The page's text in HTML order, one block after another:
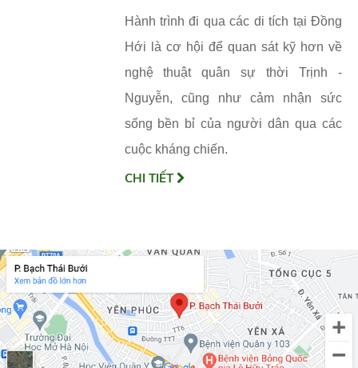
Hành trình đi qua các di tích tại Đồng
Hới là cơ hội để quan sát kỹ hơn về
nghệ thuật quân sự thời Trịnh -
Nguyễn, cũng như cảm nhận sức
sống bền bỉ của người dân qua các
cuộc kháng chiến.
CHI TIẾT